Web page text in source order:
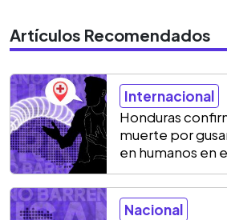
Artículos Recomendados
Internacional
Honduras
muerte por
en humanos en
Nacional